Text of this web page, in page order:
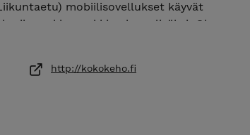
mobiilisovellukset käyvät
verkkopankkimaksun lisäksi. Ole
maksaa osallistumisesi
http://kokokeho.fi